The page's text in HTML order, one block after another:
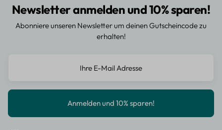
Newsletter anmelden und 10% sparen!
Abonniere unseren Newsletter um deinen Gutscheincode zu
erhalten!